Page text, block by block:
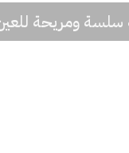
سلسة ومريحة